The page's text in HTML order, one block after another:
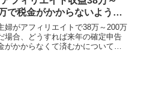
で税金がかからないように
法。
婦がアフィリエイトで38万～200万
場合、どうすれば来年の確定申告
がかからなくて済むかについて考